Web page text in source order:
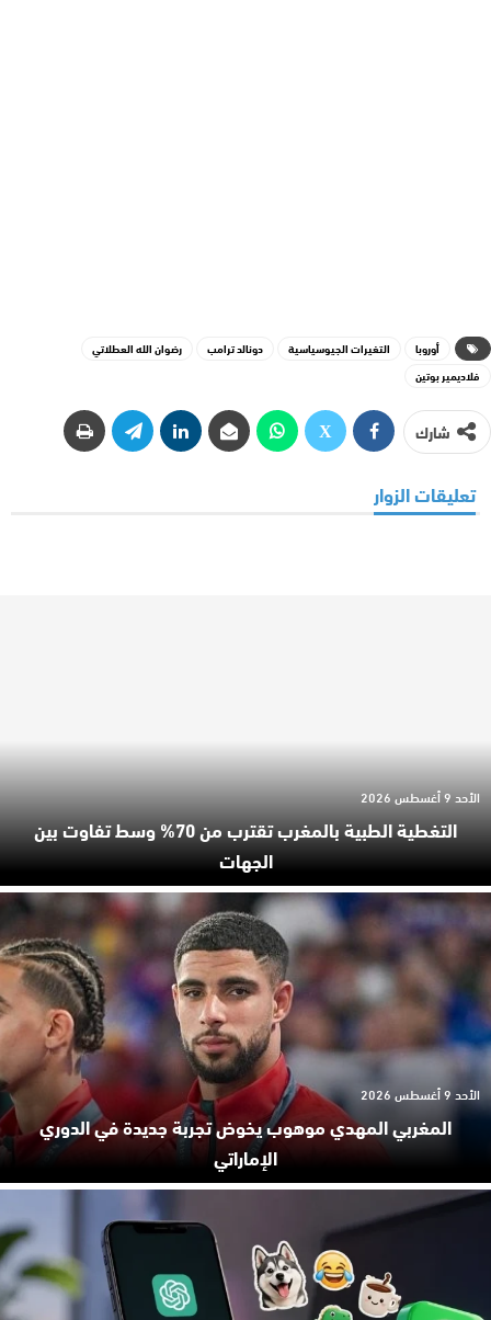
أوروبا التغيرات الجيوسياسية دونالد ترامب
رضوان الله العطلاتي
فلاديمير بوتين
شارك
تعليقات الزوار
التغطية الطبية بالمغرب تقترب من 70% وسط تفاوت بين
الجهات
الأحد 9 أغسطس 2026
المغربي المهدي موهوب يخوض تجربة جديدة في الدوري
الإماراتي
الأحد 9 أغسطس 2026